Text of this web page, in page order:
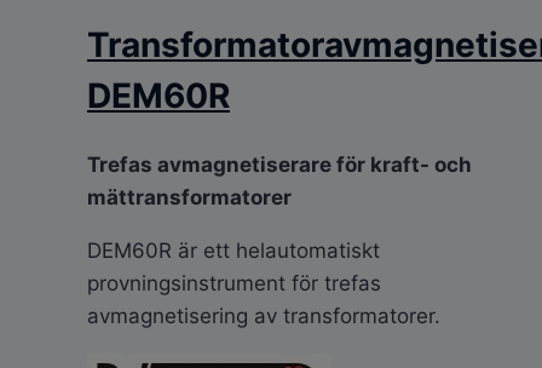
DEM60R
Trefas avmagnetiserare för kraft- och
mättransformatorer
DEM60R är ett helautomatiskt
provningsinstrument för trefas
avmagnetisering av transformatorer.